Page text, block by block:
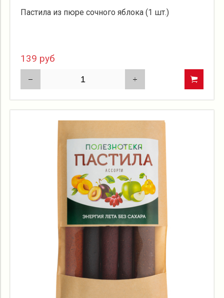
Пастила из пюре сочного яблока (1 шт.)
139 руб